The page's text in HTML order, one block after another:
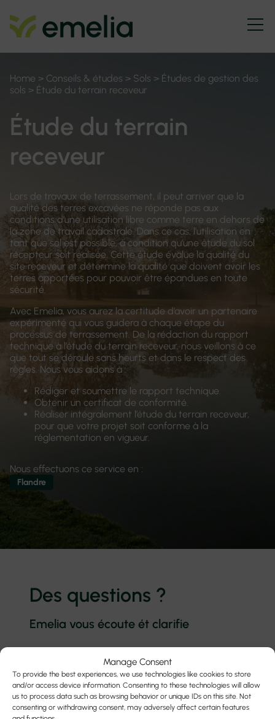
Manage Consent
To provide the best experiences, we use technologies like cookies to store
and/or access device information. Consenting to these technologies will allow
us to process data such as browsing behavior or unique IDs on this site. Not
consenting or withdrawing consent, may adversely affect certain features
Home > Conseils & études > Sols > Études de gestion des
sols > Étude du terrain receveur
Étude du terrain
receveur
Lors de travaux de terrassement, il peut arriver que la
qualité des terres excavées ne réponde pas aux
conditions d’une utilisation libre comme terre en dehors de
la zone de travail cadastrale. Dans ce cas, l’utilisation en
tant que sol est possible, à condition qu’une étude du sol
récepteur soit réalisée. Cette étude évalue la qualité du
site receveur et détermine la qualité que doivent avoir les
terres apportées pour pouvoir être épandues en toute
sécurité.
Avec Emelia, vous aurez la certitude d’avoir un partenaire
expérimenté qui vous guidera à chaque étape du
processus de terrassement. De la rédaction du rapport
technique à l’étude du terrain receveur, nous veillons à ce
que tout se déroule sans heurts et dans le respect des
règles. Nous vous aidons à :
Rédiger et soumettre le rapport technique.
Obtenir un certificat de conformité.
Réaliser intégralement l’étude du terrain receveur,
pour que votre projet soit conforme à la
réglementation en vigueur.
Nous effectuons ce service en :
Flandre
Des questions ?
Emelia vous écoute ét clarifie